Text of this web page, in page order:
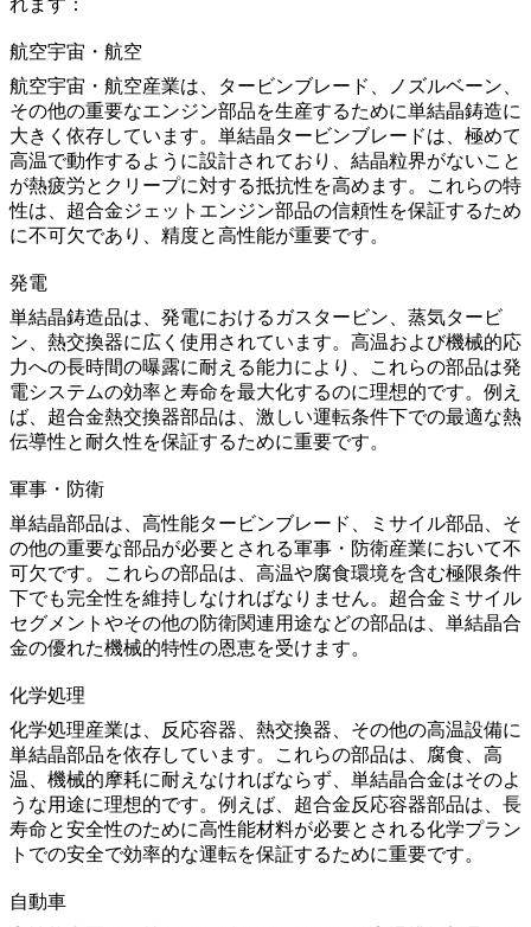
航空宇宙・航空
航空宇宙・航空産業は、タービンブレード、ノズルベーン、
その他の重要なエンジン部品を生産するために単結晶鋳造に
大きく依存しています。単結晶タービンブレードは、極めて
高温で動作するように設計されており、結晶粒界がないこと
が熱疲労とクリープに対する抵抗性を高めます。これらの特
性は、 超合金ジェットエンジン部品の信頼性を保証するため
に不可欠であり、精度と高性能が重要です。
発電
単結晶鋳造品は、 発電におけるガスタービン、蒸気タービ
ン、熱交換器に広く使用されています。高温および機械的応
力への長時間の曝露に耐える能力により、これらの部品は発
電システムの効率と寿命を最大化するのに理想的です。例え
ば、 超合金熱交換器部品は、激しい運転条件下での最適な熱
伝導性と耐久性を保証するために重要です。
軍事・防衛
単結晶部品は、高性能タービンブレード、ミサイル部品、そ
の他の重要な部品が必要とされる軍事・防衛産業において不
可欠です。これらの部品は、高温や腐食環境を含む極限条件
下でも完全性を維持しなければなりません。 超合金ミサイル
セグメント やその他の防衛関連用途などの部品は、単結晶合
金の優れた機械的特性の恩恵を受けます。
化学処理
化学処理産業は、反応容器、熱交換器、その他の高温設備に
単結晶部品を依存しています。これらの部品は、腐食、高
温、機械的摩耗に耐えなければならず、単結晶合金はそのよ
うな用途に理想的です。例えば、 超合金反応容器部品は、長
寿命と安全性のために高性能材料が必要とされる化学プラン
トでの安全で効率的な運転を保証するために重要です。
自動車